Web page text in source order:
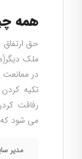
همه
حق
ملک
در
تکیه
رفاقت
می شود
مدیر